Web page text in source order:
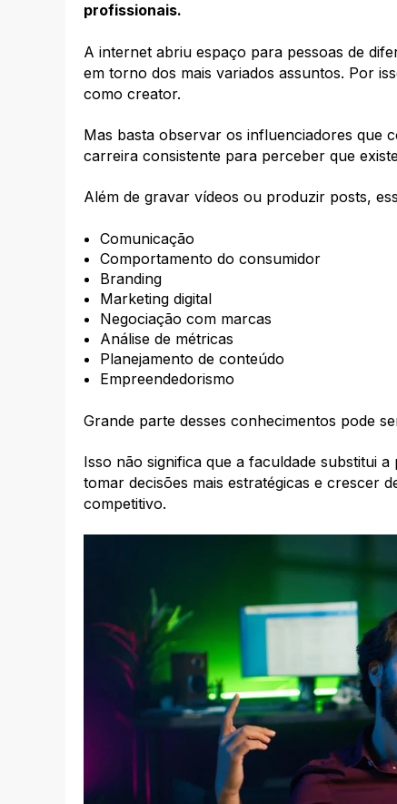
profissionais.
A internet abriu espaço para pessoas de
em torno dos mais variados assuntos. Por
como creator.
Mas basta observar os influenciadores que
carreira consistente para perceber que
Além de gravar vídeos ou produzir posts,
Comunicação
Comportamento do consumidor
Branding
Marketing digital
Negociação com marcas
Análise de métricas
Planejamento de conteúdo
Empreendedorismo
Grande parte desses conhecimentos pode
Isso não significa que a faculdade substitui
tomar decisões mais estratégicas e crescer
competitivo.